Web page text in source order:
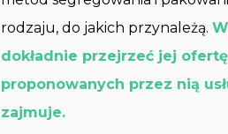
rodzaju, do jakich przynależą.
dokładnie przejrzeć jej
proponowanych przez nią
zajmuje.